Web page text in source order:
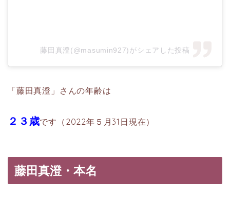
藤田真澄(@masumin927)がシェアした投稿
「藤田真澄」さんの年齢は
２３歳です（2022年５月31日現在）
藤田真澄・本名